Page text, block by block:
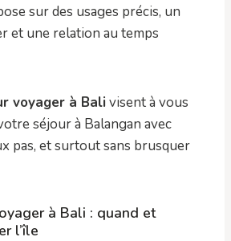
sur des usages précis, un
et une relation au temps
voyager à Balivisent à vous
séjour à Balangan avec
pas, et surtout sans brusquer
à Bali : quand et
l’île